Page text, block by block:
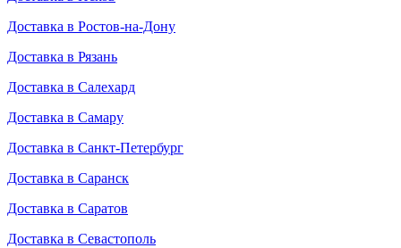
Доставка в Ростов-на-Дону
Доставка в Рязань
Доставка в Салехард
Доставка в Самару
Доставка в Санкт-Петербург
Доставка в Саранск
Доставка в Саратов
Доставка в Севастополь